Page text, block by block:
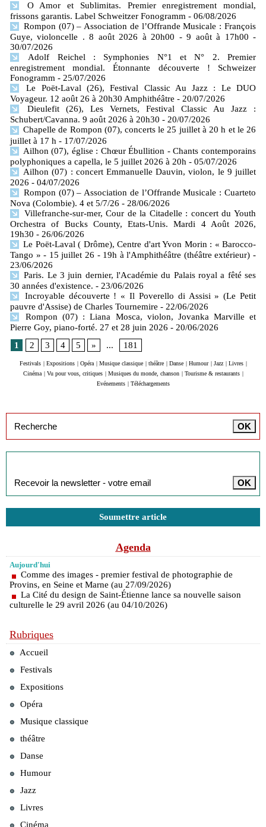
O Amor et Sublimitas. Premier enregistrement mondial,
frissons garantis. Label Schweitzer Fonogramm - 06/08/2026
Rompon (07) – Association de l’Offrande Musicale : François
Guye, violoncelle . 8 août 2026 à 20h00 - 9 août à 17h00 -
30/07/2026
Adolf Reichel : Symphonies N°1 et N° 2. Premier
enregistrement mondial. Étonnante découverte ! Schweizer
Fonogramm - 25/07/2026
Le Poët-Laval (26), Festival Classic Au Jazz : Le DUO
Voyageur. 12 août 26 à 20h30 Amphithéâtre - 20/07/2026
Dieulefit (26), Les Vernets, Festival Classic Au Jazz :
Schubert/Cavanna. 9 août 2026 à 20h30 - 20/07/2026
Chapelle de Rompon (07), concerts le 25 juillet à 20 h et le 26
juillet à 17 h - 17/07/2026
Ailhon (07), église : Chœur Ébullition - Chants contemporains
polyphoniques a capella, le 5 juillet 2026 à 20h - 05/07/2026
Ailhon (07) : concert Emmanuelle Dauvin, violon, le 9 juillet
2026 - 04/07/2026
Rompon (07) – Association de l’Offrande Musicale : Cuarteto
Nova (Colombie). 4 et 5/7/26 - 28/06/2026
Villefranche-sur-mer, Cour de la Citadelle : concert du Youth
Orchestra of Bucks County, Etats-Unis. Mardi 4 Août 2026,
19h30 - 26/06/2026
Le Poët-Laval ( Drôme), Centre d'art Yvon Morin : « Barocco-
Tango » - 15 juillet 26 - 19h à l'Amphithéâtre (théâtre extérieur) -
23/06/2026
Paris. Le 3 juin dernier, l'Académie du Palais royal a fêté ses
30 années d'existence. - 23/06/2026
Incroyable découverte ! « Il Poverello di Assisi » (Le Petit
pauvre d'Assise) de Charles Tournemire - 22/06/2026
Rompon (07) : Liana Mosca, violon, Jovanka Marville et
Pierre Goy, piano-forté. 27 et 28 juin 2026 - 20/06/2026
1
2 3 4 5 » ... 181
Festivals | Expositions | Opéra | Musique classique | théâtre | Danse | Humour | Jazz | Livres |
Cinéma | Vu pour vous, critiques | Musiques du monde, chanson | Tourisme & restaurants |
Evénements | Téléchargements
Soumettre article
Agenda
Aujourd'hui
Comme des images - premier festival de photographie de
Provins, en Seine et Marne (au 27/09/2026)
La Cité du design de Saint-Étienne lance sa nouvelle saison
culturelle le 29 avril 2026 (au 04/10/2026)
Rubriques
Accueil
Festivals
Expositions
Opéra
Musique classique
théâtre
Danse
Humour
Jazz
Livres
Cinéma